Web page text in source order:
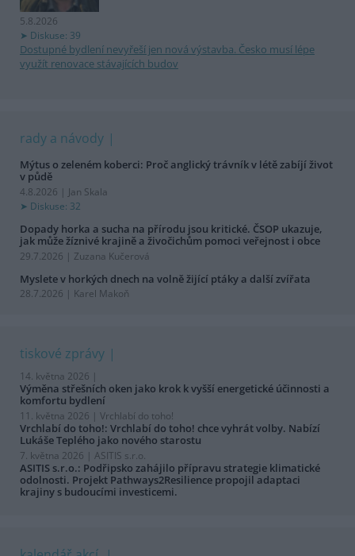
5.8.2026
Diskuse: 39
Dostupné bydlení nevyřeší jen nová výstavba. Česko musí lépe
využít renovace stávajících budov
rady a návody
Mýtus o zeleném koberci: Proč anglický trávník v létě zabíjí život
v půdě
4.8.2026 | Jan Skala
Diskuse: 32
Dopady horka a sucha na přírodu jsou kritické. ČSOP ukazuje,
jak může žíznivé krajině a živočichům pomoci veřejnost i obce
29.7.2026 | Zuzana Kučerová
Myslete v horkých dnech na volně žijící ptáky a další zvířata
28.7.2026 | Karel Makoň
tiskové zprávy
14. května 2026 |
Výměna střešních oken jako krok k vyšší energetické účinnosti a
komfortu bydlení
11. května 2026 | Vrchlabí do toho!
Vrchlabí do toho!: Vrchlabí do toho! chce vyhrát volby. Nabízí
Lukáše Teplého jako nového starostu
7. května 2026 | ASITIS s.r.o.
ASITIS s.r.o.: Podřipsko zahájilo přípravu strategie klimatické
odolnosti. Projekt Pathways2Resilience propojil adaptaci
krajiny s budoucími investicemi.